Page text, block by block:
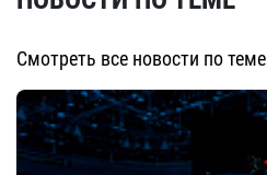
Смотреть все новости по теме